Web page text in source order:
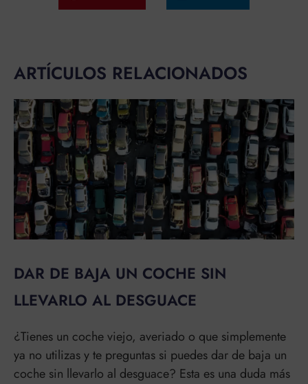
ARTÍCULOS RELACIONADOS
DAR DE BAJA UN COCHE SIN
LLEVARLO AL DESGUACE
¿Tienes un coche viejo, averiado o que simplemente
ya no utilizas y te preguntas si puedes dar de baja un
coche sin llevarlo al desguace? Esta es una duda más